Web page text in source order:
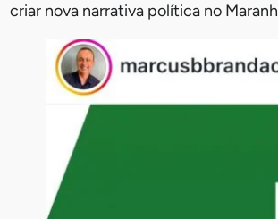
criar nova narrativa política no